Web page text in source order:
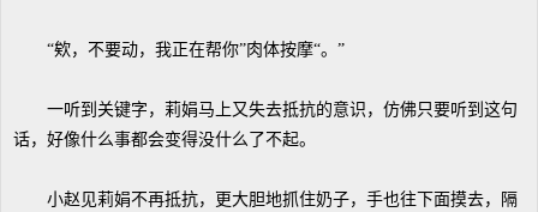
“欸，不要动，我正在帮你”肉体按摩“。”
一听到关键字，莉娟马上又失去抵抗的意识，仿佛只要听到这句
话，好像什么事都会变得没什么了不起。
小赵见莉娟不再抵抗，更大胆地抓住奶子，手也往下面摸去，隔